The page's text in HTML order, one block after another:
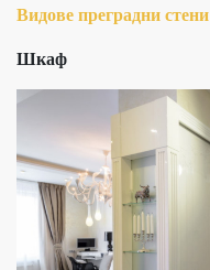
Видове преградни стени
Шкаф